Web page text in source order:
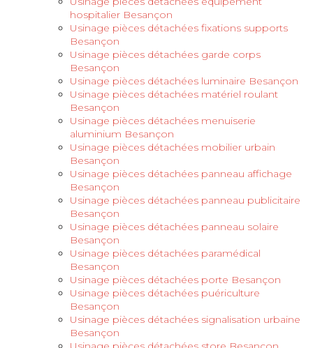
hospitalier Besançon
Usinage pièces détachées fixations supports
Besançon
Usinage pièces détachées garde corps
Besançon
Usinage pièces détachées luminaire Besançon
Usinage pièces détachées matériel roulant
Besançon
Usinage pièces détachées menuiserie
aluminium Besançon
Usinage pièces détachées mobilier urbain
Besançon
Usinage pièces détachées panneau affichage
Besançon
Usinage pièces détachées panneau publicitaire
Besançon
Usinage pièces détachées panneau solaire
Besançon
Usinage pièces détachées paramédical
Besançon
Usinage pièces détachées porte Besançon
Usinage pièces détachées puériculture
Besançon
Usinage pièces détachées signalisation urbaine
Besançon